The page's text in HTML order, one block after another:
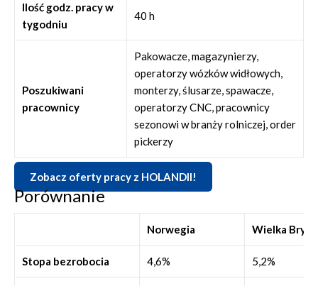
Ilość godz. pracy w
tygodniu
40 h
Poszukiwani
pracownicy
Pakowacze, magazynierzy,
operatorzy wózków widłowych,
monterzy, ślusarze, spawacze,
operatorzy CNC, pracownicy
sezonowi w branży rolniczej, order
pickerzy
Zobacz oferty pracy z HOLANDII!
Porównanie
Norwegia Wielka
Stopa bezrobocia 4,6% 5,2%